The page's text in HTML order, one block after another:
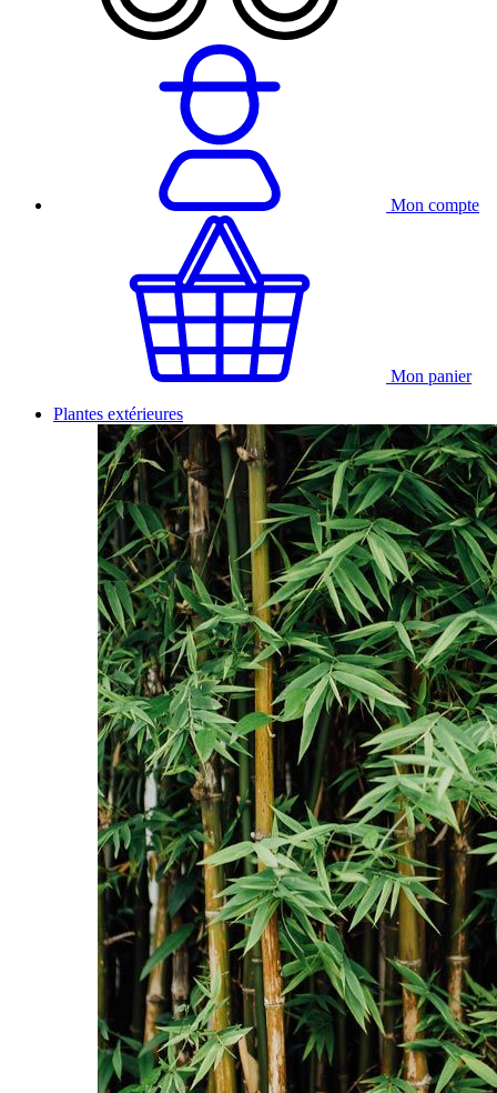
Mon compte
Mon panier
Plantes extérieures